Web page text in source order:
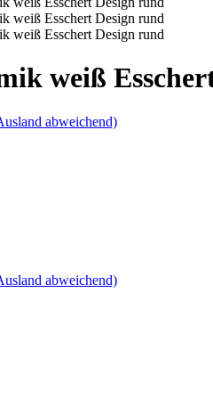
weiß
abweichend)
abweichend)